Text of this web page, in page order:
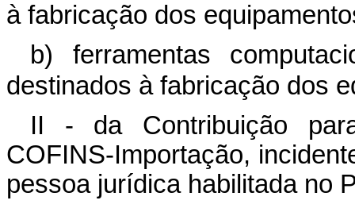
à fabricação dos
b) ferramentas
destinados à fabricação dos
II - da Contribuição
COFINS-Importação,
pessoa jurídica habilitada no